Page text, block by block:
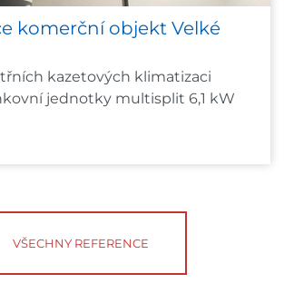
komerční objekt Velké
kazetových klimatizaci
jednotky multisplit 6,1 kW
VŠECHNY REFERENCE